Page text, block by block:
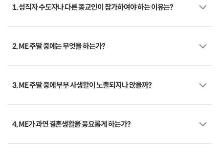
1. 성직자 수도자나 다른 종교인이 참가하여야 하는 이유는?
2. ME 주말 중에는 무엇을 하는가?
3. ME 주말 중에 부부 사생활이 노출되지나 않을까?
4. ME가 과연 결혼생활을 풍요롭게 하는가?